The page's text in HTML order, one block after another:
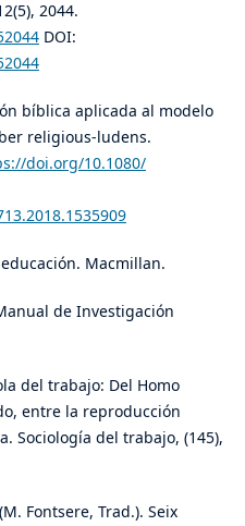
2044.
DOI:
bíblica aplicada al modelo
religious-ludens.
doi.org/10.1080/
educación. Macmillan.
de Investigación
del trabajo: Del Homo
entre la reproducción
Sociología del trabajo, (145),
Fontsere, Trad.). Seix